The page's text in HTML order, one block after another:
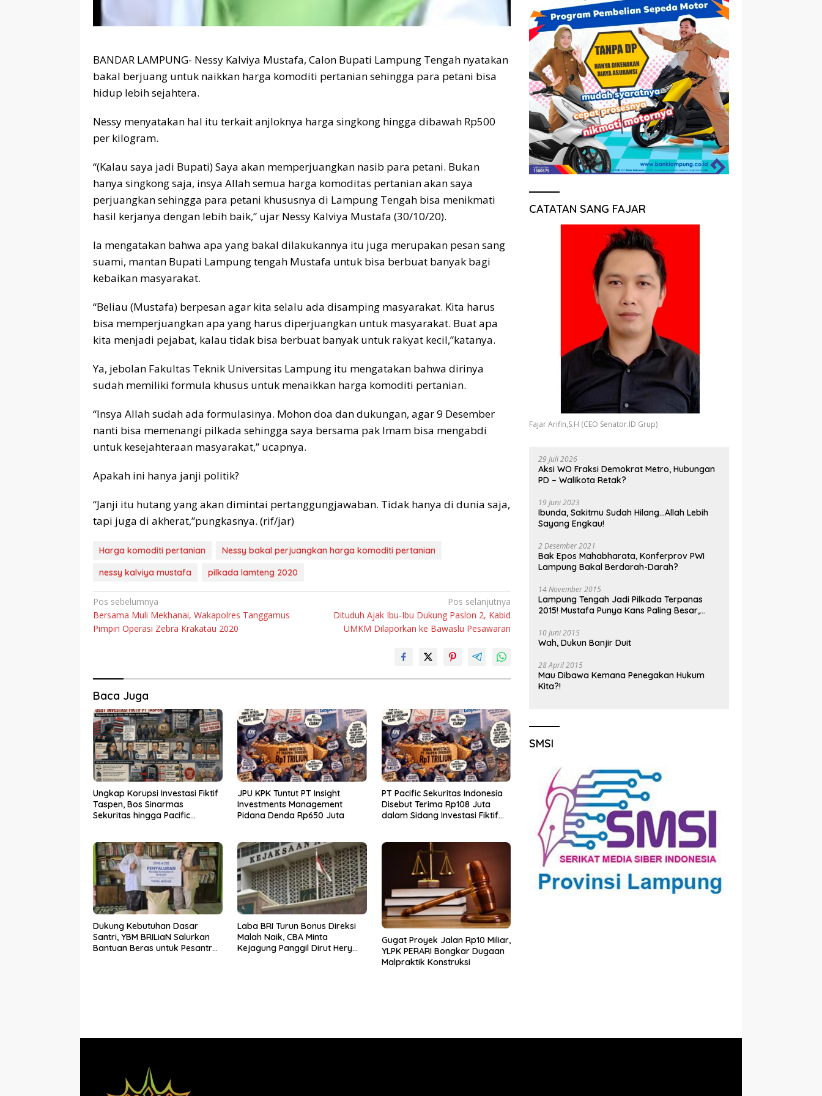
BANDAR LAMPUNG- Nessy Kalviya Mustafa, Calon Bupati Lampung Tengah nyatakan
bakal berjuang untuk naikkan harga komoditi pertanian sehingga para petani bisa
hidup lebih sejahtera.
Nessy menyatakan hal itu terkait anjloknya harga singkong hingga dibawah Rp500
per kilogram.
“(Kalau saya jadi Bupati) Saya akan memperjuangkan nasib para petani. Bukan
hanya singkong saja, insya Allah semua harga komoditas pertanian akan saya
perjuangkan sehingga para petani khususnya di Lampung Tengah bisa menikmati
hasil kerjanya dengan lebih baik,” ujar Nessy Kalviya Mustafa (30/10/20).
Ia mengatakan bahwa apa yang bakal dilakukannya itu juga merupakan pesan sang
suami, mantan Bupati Lampung tengah Mustafa untuk bisa berbuat banyak bagi
kebaikan masyarakat.
“Beliau (Mustafa) berpesan agar kita selalu ada disamping masyarakat. Kita harus
bisa memperjuangkan apa yang harus diperjuangkan untuk masyarakat. Buat apa
kita menjadi pejabat, kalau tidak bisa berbuat banyak untuk rakyat kecil,”katanya.
Ya, jebolan Fakultas Teknik Universitas Lampung itu mengatakan bahwa dirinya
sudah memiliki formula khusus untuk menaikkan harga komoditi pertanian.
“Insya Allah sudah ada formulasinya. Mohon doa dan dukungan, agar 9 Desember
nanti bisa memenangi pilkada sehingga saya bersama pak Imam bisa mengabdi
untuk kesejahteraan masyarakat,” ucapnya.
Apakah ini hanya janji politik?
“Janji itu hutang yang akan dimintai pertanggungjawaban. Tidak hanya di dunia saja,
tapi juga di akherat,”pungkasnya. (rif/jar)
Harga komoditi pertanian
Nessy bakal perjuangkan harga komoditi pertanian
nessy kalviya mustafa
pilkada lamteng 2020
Navigasi
pos
Pos sebelumnya
Bersama Muli Mekhanai, Wakapolres Tanggamus
Pimpin Operasi Zebra Krakatau 2020
Pos selanjutnya
Dituduh Ajak Ibu-Ibu Dukung Paslon 2, Kabid
UMKM Dilaporkan ke Bawaslu Pesawaran
Baca Juga
Ungkap Korupsi Investasi Fiktif
Taspen, Bos Sinarmas
Sekuritas hingga Pacific
JPU KPK Tuntut PT Insight
Investments Management
Pidana Denda Rp650 Juta
PT Pacific Sekuritas Indonesia
Disebut Terima Rp108 Juta
dalam Sidang Investasi Fiktif
Dukung Kebutuhan Dasar
Santri, YBM BRILiaN Salurkan
Bantuan Beras untuk Pesantren
Laba BRI Turun Bonus Direksi
Malah Naik, CBA Minta
Kejagung Panggil Dirut Hery
Gugat Proyek Jalan Rp10 Miliar,
YLPK PERARI Bongkar Dugaan
Malpraktik Konstruksi
CATATAN SANG FAJAR
Fajar Arifin,S.H (CEO Senator.ID Grup)
29 Juli 2026
Aksi WO Fraksi Demokrat Metro, Hubungan
PD – Walikota Retak?
19 Juni 2023
Ibunda, Sakitmu Sudah Hilang…Allah Lebih
Sayang Engkau!
2 Desember 2021
Bak Epos Mahabharata, Konferprov PWI
Lampung Bakal Berdarah-Darah?
14 November 2015
Lampung Tengah Jadi Pilkada Terpanas
2015! Mustafa Punya Kans Paling Besar,
10 Juni 2015
Wah, Dukun Banjir Duit
28 April 2015
Mau Dibawa Kemana Penegakan Hukum
Kita?!
SMSI